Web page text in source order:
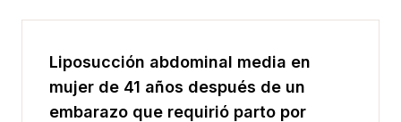
Liposucción abdominal media en
mujer de 41 años después de un
embarazo que requirió parto por